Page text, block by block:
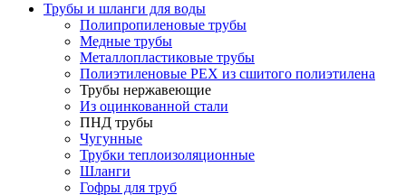
Трубы и шланги для воды
Полипропиленовые трубы
Медные трубы
Металлопластиковые трубы
Полиэтиленовые PEX из сшитого полиэтилена
Трубы нержавеющие
Из оцинкованной стали
ПНД трубы
Чугунные
Трубки теплоизоляционные
Шланги
Гофры для труб